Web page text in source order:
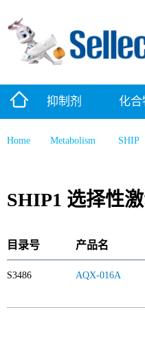
抑制剂 化合
Home Metabolism SHIP
SHIP1 选择性
目录号 产品名
S3486 AQX-016A